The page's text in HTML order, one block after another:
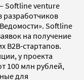
Softline venture
разработчиков
Softline
на получение
В2В-стартапов.
у проекта
100 млн рублей,
для